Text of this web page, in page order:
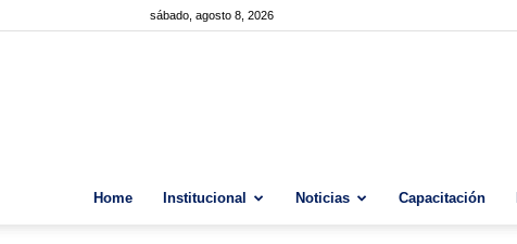
sábado, agosto 8, 2026
Home Institucional Noticias Capacitación